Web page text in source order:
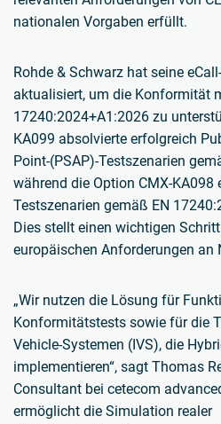
nationalen Vorgaben erfüllt.
Rohde & Schwarz hat seine
aktualisiert, um die Konformität
17240:2024+A1:2026 zu
KA099 absolvierte erfolgreich
Point-(PSAP)-Testszenarien
während die Option CMX-KA098
Testszenarien gemäß EN
Dies stellt einen wichtigen
europäischen Anforderungen an
„Wir nutzen die Lösung für
Konformitätstests sowie für die
Vehicle-Systemen (IVS), die
implementieren“, sagt Thomas
Consultant bei cetecom
ermöglicht die Simulation realer